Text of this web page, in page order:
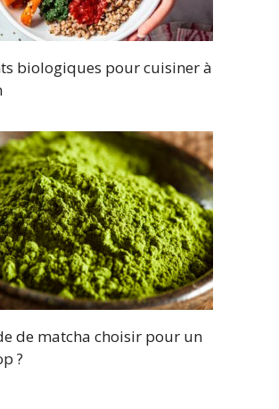
biologiques pour cuisiner à
de matcha choisir pour un
?